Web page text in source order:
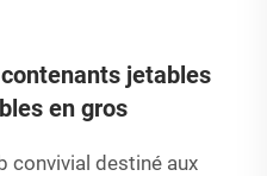
jetables
en gros
convivial destiné aux